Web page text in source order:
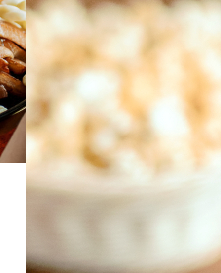
À PROPOS EMPLOIS
TRAITEUR ÉVÉNEMENTIEL NOUS JOINDRE
DONNER VOTRE OPINION